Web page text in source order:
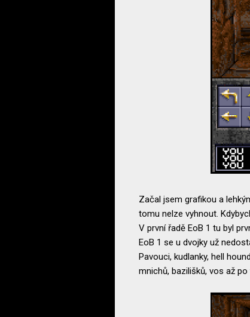
Začal jsem grafikou a
tomu nelze vyhnout.
V první řadě EoB 1 tu byl
EoB 1 se u dvojky už
Pavouci, kudlanky, hell
mnichů, bazilišků, vos až po